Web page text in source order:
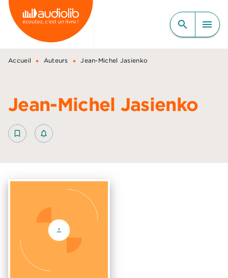
MENU RECHERCHE
CONTENU
PIED DE PAGE
search menu
Accueil • Auteurs • Jean-Michel Jasienko
Jean-Michel Jasienko
bookmark_border notifications_none_outlined